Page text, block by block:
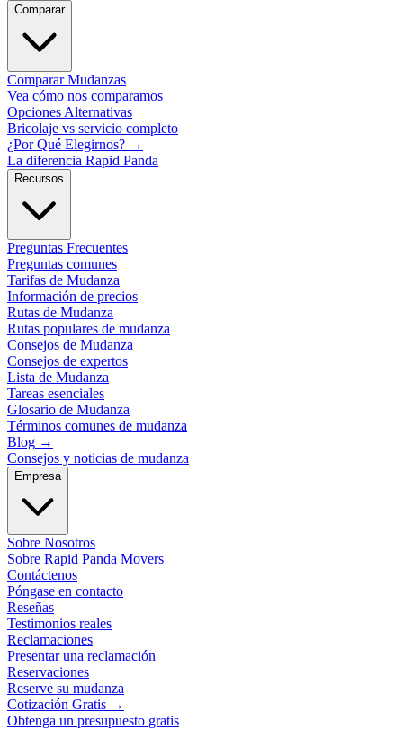
Comparar
Comparar Mudanzas
Vea cómo nos comparamos
Opciones Alternativas
Bricolaje vs servicio completo
¿Por Qué Elegirnos? →
La diferencia Rapid Panda
Recursos
Preguntas Frecuentes
Preguntas comunes
Tarifas de Mudanza
Información de precios
Rutas de Mudanza
Rutas populares de mudanza
Consejos de Mudanza
Consejos de expertos
Lista de Mudanza
Tareas esenciales
Glosario de Mudanza
Términos comunes de mudanza
Blog →
Consejos y noticias de mudanza
Empresa
Sobre Nosotros
Sobre Rapid Panda Movers
Contáctenos
Póngase en contacto
Reseñas
Testimonios reales
Reclamaciones
Presentar una reclamación
Reservaciones
Reserve su mudanza
Cotización Gratis →
Obtenga un presupuesto gratis